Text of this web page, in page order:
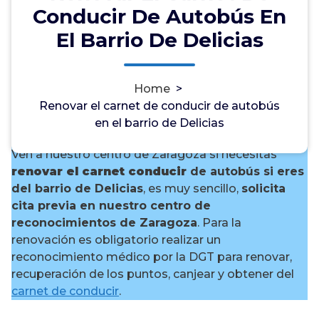
Conducir De Autobús En
El Barrio De Delicias
Home >
Renovar el carnet de conducir de autobús
en el barrio de Delicias
¿Necesitas renovar el carnet
de conducir de autobús en
el barrio de Delicias?
Ven a nuestro centro de Zaragoza si necesitas
renovar el carnet conducir de autobús si eres
del barrio de Delicias, es muy sencillo, solicita
cita previa en nuestro centro de
reconocimientos de Zaragoza. Para la
renovación es obligatorio realizar un
reconocimiento médico por la DGT para renovar,
recuperación de los puntos, canjear y obtener del
carnet de conducir.